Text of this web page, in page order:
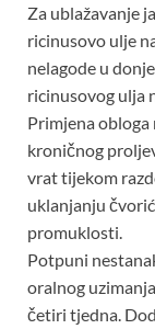
Za ublažavanje
ricinusovo ulje
nelagode u
ricinusovog ulja
Primjena
kroničnog
vrat tijekom
uklanjanju
promuklosti.
Potpuni
oralnog
četiri tjedna.